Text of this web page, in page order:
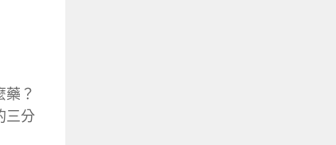
藥？
三分